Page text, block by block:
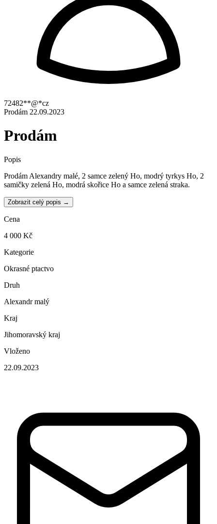
72482**@*cz
Prodám 22.09.2023
Prodám
Popis
Prodám Alexandry malé, 2 samce zelený Ho, modrý tyrkys Ho, 2
samičky zelená Ho, modrá skořice Ho a samce zelená straka.
Zobrazit celý popis →
Cena
4 000 Kč
Kategorie
Okrasné ptactvo
Druh
Alexandr malý
Kraj
Jihomoravský kraj
Vloženo
22.09.2023